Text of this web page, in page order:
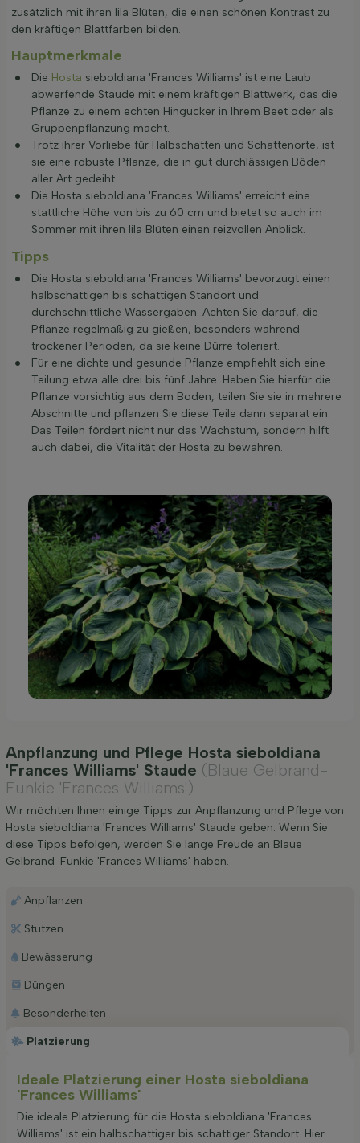
zusätzlich mit ihren lila Blüten, die einen schönen Kontrast zu
den kräftigen Blattfarben bilden.
Hauptmerkmale
Die Hosta sieboldiana 'Frances Williams' ist eine Laub
abwerfende Staude mit einem kräftigen Blattwerk, das die
Pflanze zu einem echten Hingucker in Ihrem Beet oder als
Gruppenpflanzung macht.
Trotz ihrer Vorliebe für Halbschatten und Schattenorte, ist
sie eine robuste Pflanze, die in gut durchlässigen Böden
aller Art gedeiht.
Die Hosta sieboldiana 'Frances Williams' erreicht eine
stattliche Höhe von bis zu 60 cm und bietet so auch im
Sommer mit ihren lila Blüten einen reizvollen Anblick.
Tipps
Die Hosta sieboldiana 'Frances Williams' bevorzugt einen
halbschattigen bis schattigen Standort und
durchschnittliche Wassergaben. Achten Sie darauf, die
Pflanze regelmäßig zu gießen, besonders während
trockener Perioden, da sie keine Dürre toleriert.
Für eine dichte und gesunde Pflanze empfiehlt sich eine
Teilung etwa alle drei bis fünf Jahre. Heben Sie hierfür die
Pflanze vorsichtig aus dem Boden, teilen Sie sie in mehrere
Abschnitte und pflanzen Sie diese Teile dann separat ein.
Das Teilen fördert nicht nur das Wachstum, sondern hilft
auch dabei, die Vitalität der Hosta zu bewahren.
Anpflanzung und Pflege Hosta sieboldiana
'Frances Williams' Staude (Blaue Gelbrand-
Funkie 'Frances Williams')
Wir möchten Ihnen einige Tipps zur Anpflanzung und Pflege von
Hosta sieboldiana 'Frances Williams' Staude geben. Wenn Sie
diese Tipps befolgen, werden Sie lange Freude an Blaue
Gelbrand-Funkie 'Frances Williams' haben.
Platzierung
Anpflanzen
Stutzen
Bewässerung
Düngen
Besonderheiten
Ideale Platzierung einer Hosta sieboldiana
'Frances Williams'
Die ideale Platzierung für die Hosta sieboldiana 'Frances
Williams' ist ein halbschattiger bis schattiger Standort. Hier